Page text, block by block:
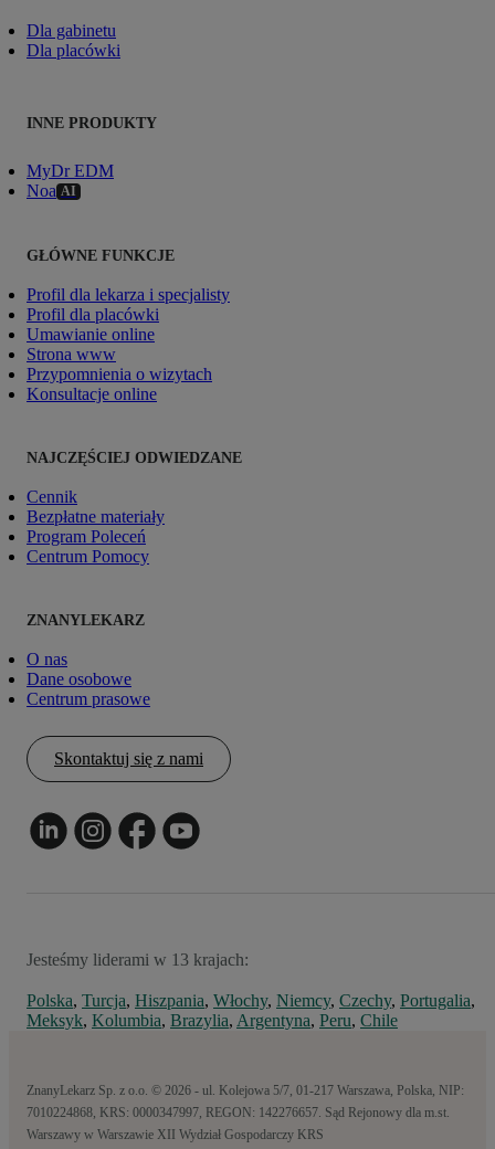
Dla gabinetu
Dla placówki
INNE PRODUKTY
MyDr EDM
Noa AI
GŁÓWNE FUNKCJE
Profil dla lekarza i specjalisty
Profil dla placówki
Umawianie online
Strona www
Przypomnienia o wizytach
Konsultacje online
NAJCZĘŚCIEJ ODWIEDZANE
Cennik
Bezpłatne materiały
Program Poleceń
Centrum Pomocy
ZNANYLEKARZ
O nas
Dane osobowe
Centrum prasowe
Skontaktuj się z nami
Jesteśmy liderami w 13 krajach:
Polska, Turcja, Hiszpania, Włochy, Niemcy, Czechy, Portugalia,
Meksyk, Kolumbia, Brazylia, Argentyna, Peru, Chile
ZnanyLekarz Sp. z o.o. © 2026 - ul. Kolejowa 5/7, 01-217 Warszawa, Polska, NIP:
7010224868, KRS: 0000347997, REGON: 142276657. Sąd Rejonowy dla m.st.
Warszawy w Warszawie XII Wydział Gospodarczy KRS